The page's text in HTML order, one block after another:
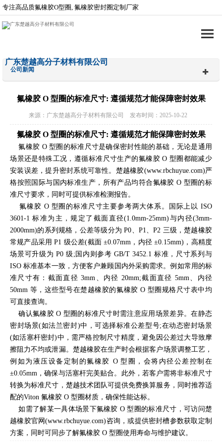
专注高品质氟橡胶O型圈, 氟橡胶密封圈定制厂家
广东楚越高分子材料有限公司
公司新闻
氟橡胶 O 型圈的标准尺寸: 遵循规范才能保障密封效果
来源：广东楚越高分子材料有限公司 发布时间：2025-10-22
氟橡胶 O 型圈的标准尺寸: 遵循规范才能保障密封效果
氟橡胶 O 型圈的标准尺寸是确保密封性能的基础，无论是通用
场景还是特殊工况，遵循标准尺寸生产的氟橡胶 O 型圈都能减少
安装误差，提升密封系统可靠性。楚越橡胶(www.rbchuyue.com)严
格按照国际与国内标准生产，所有产品均符合氟橡胶 O 型圈的标
准尺寸要求，同时可提供标准检测报告。
氟橡胶 O 型圈的标准尺寸主要参考两大体系。国际上以 ISO
3601-1 标准为主，规定了截面直径(1.0mm-25mm)与内径(3mm-
2000mm)的系列规格，公差等级分为 P0、P1、P2 三级，楚越橡胶
常规产品采用 P1 级公差(截面 ±0.07mm，内径 ±0.15mm)，高精度
场景可升级为 P0 级;国内则参考 GB/T 3452.1 标准，尺寸系列与
ISO 标准基本一致，方便客户兼顾国内外采购需求。例如常用的标
准尺寸有：截面直径 3mm、内径 20mm;截面直径 5mm、内径
50mm 等，这些型号在楚越橡胶的氟橡胶 O 型圈规格尺寸表中均
可直接查询。
确认氟橡胶 O 型圈的标准尺寸时需注意应用场景差异。在静态
密封场景(如法兰密封)中，可选择标准公差型号;在动态密封场景
(如活塞杆密封)中，需严格控制尺寸精度，避免因公差过大导致摩
擦阻力不均或泄漏。楚越橡胶在生产时会根据客户场景调整工艺，
例如为液压设备定制的氟橡胶 O 型圈，会将内径公差控制在
±0.05mm，确保与活塞杆完美贴合。此外，若客户需将非标准尺寸
转换为标准尺寸，楚越技术团队可提供免费换算服务，同时推荐适
配的Viton 氟橡胶 O 型圈材质，确保性能达标。
如需了解某一具体场景下氟橡胶 O 型圈的标准尺寸，可访问楚
越橡胶官网(www.rbchuyue.com)咨询，或提供密封槽参数获取定制
方案，同时可同步了解氟橡胶 O 型圈使用寿命与维护建议。